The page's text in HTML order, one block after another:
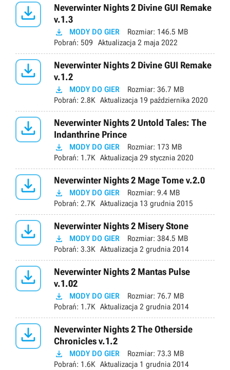

Neverwinter Nights 2 Divine GUI Remake
v.1.3
 MODY DO GIER Rozmiar: 146.5 MB
Pobrań: 509 Aktualizacja 2 maja 2022

Neverwinter Nights 2 Divine GUI Remake
v.1.2
 MODY DO GIER Rozmiar: 36.7 MB
Pobrań: 2.8K Aktualizacja 19 października 2020

Neverwinter Nights 2 Untold Tales: The
Indanthrine Prince
 MODY DO GIER Rozmiar: 173 MB
Pobrań: 1.7K Aktualizacja 29 stycznia 2020
 Neverwinter Nights 2 Mage Tome v.2.0
 MODY DO GIER Rozmiar: 9.4 MB
Pobrań: 2.7K Aktualizacja 13 grudnia 2015
 Neverwinter Nights 2 Misery Stone
 MODY DO GIER Rozmiar: 384.5 MB
Pobrań: 3.3K Aktualizacja 2 grudnia 2014

Neverwinter Nights 2 Mantas Pulse
v.1.02
 MODY DO GIER Rozmiar: 76.7 MB
Pobrań: 1.7K Aktualizacja 2 grudnia 2014

Neverwinter Nights 2 The Otherside
Chronicles v.1.2
 MODY DO GIER Rozmiar: 73.3 MB
Pobrań: 1.6K Aktualizacja 1 grudnia 2014